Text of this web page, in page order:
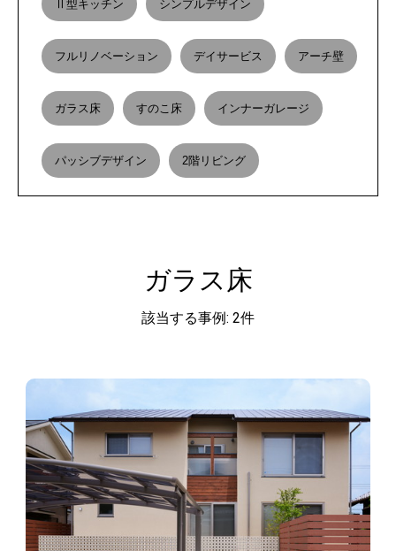
Ⅱ型キッチン シンプルデザイン
フルリノベーション デイサービス アーチ壁
ガラス床 すのこ床 インナーガレージ
パッシブデザイン 2階リビング
ガラス床
該当する事例: 2件